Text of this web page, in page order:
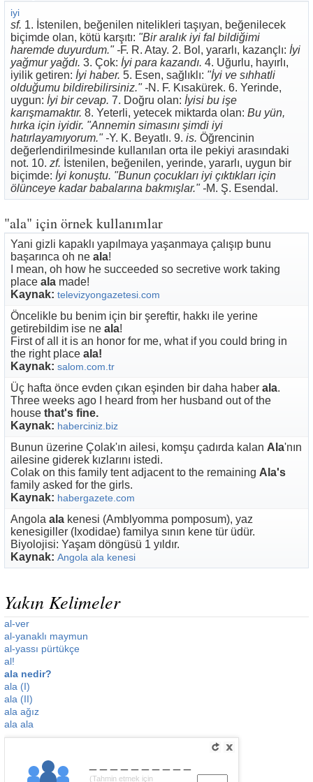
iyi
sf. 1. İstenilen, beğenilen nitelikleri taşıyan, beğenilecek
biçimde olan, kötü karşıtı: "Bir aralık iyi fal bildiğimi
haremde duyurdum." -F. R. Atay. 2. Bol, yararlı, kazançlı: İyi
yağmur yağdı. 3. Çok: İyi para kazandı. 4. Uğurlu, hayırlı,
iyilik getiren: İyi haber. 5. Esen, sağlıklı: "İyi ve sıhhatli
olduğumu bildirebilirsiniz." -N. F. Kısakürek. 6. Yerinde,
uygun: İyi bir cevap. 7. Doğru olan: İyisi bu işe
karışmamaktır. 8. Yeterli, yetecek miktarda olan: Bu yün,
hırka için iyidir. "Annemin simasını şimdi iyi
hatırlayamıyorum." -Y. K. Beyatlı. 9. is. Öğrencinin
değerlendirilmesinde kullanılan orta ile pekiyi arasındaki
not. 10. zf. İstenilen, beğenilen, yerinde, yararlı, uygun bir
biçimde: İyi konuştu. "Bunun çocukları iyi çıktıkları için
ölünceye kadar babalarına bakmışlar." -M. Ş. Esendal.
"ala" için örnek kullanımlar
Yani gizli kapaklı yapılmaya yaşanmaya çalışıp bunu
başarınca oh ne ala!
I mean, oh how he succeeded so secretive work taking
place ala made!
Kaynak: televizyongazetesi.com
Öncelikle bu benim için bir şereftir, hakkı ile yerine
getirebildim ise ne ala!
First of all it is an honor for me, what if you could bring in
the right place ala!
Kaynak: salom.com.tr
Üç hafta önce evden çıkan eşinden bir daha haber ala.
Three weeks ago I heard from her husband out of the
house that's fine.
Kaynak: haberciniz.biz
Bunun üzerine Çolak'ın ailesi, komşu çadırda kalan Ala'nın
ailesine giderek kızlarını istedi.
Colak on this family tent adjacent to the remaining Ala's
family asked for the girls.
Kaynak: habergazete.com
Angola ala kenesi (Amblyomma pomposum), yaz
kenesigiller (Ixodidae) familya sının kene tür üdür.
Biyolojisi: Yaşam döngüsü 1 yıldır.
Kaynak: Angola ala kenesi
Yakın Kelimeler
al-ver
al-yanaklı maymun
al-yassı pürtükçe
al!
ala nedir?
ala (I)
ala (II)
ala ağız
ala ala
(Tahmin etmek için